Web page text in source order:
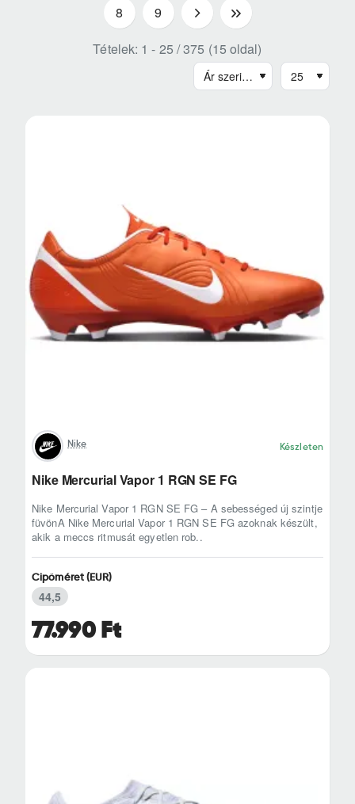
8 9 >
>|
Tételek: 1 - 25 / 375 (15 oldal)
Nike Készleten
Nike Mercurial Vapor 1 RGN SE FG
Nike Mercurial Vapor 1 RGN SE FG – A sebességed új szintje
füvönA Nike Mercurial Vapor 1 RGN SE FG azoknak készült,
akik a meccs ritmusát egyetlen rob..
77.990 Ft
Cipőméret (EUR)
44,5